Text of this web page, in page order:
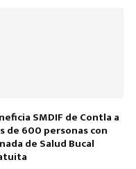
SMDIF de Contla a
de 600 personas con
de Salud Bucal